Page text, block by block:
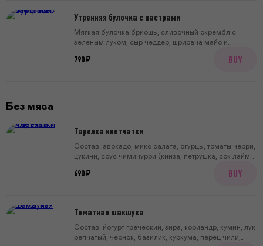
Утренняя булочка с пастрами
Мягкая булочка бриошь, сливочный скрембл с
зеленым луком, сыр чеддер, шрирача майо и
790 ₽ BUY
Без мяса
Тарелка клетчатки
Состав: авокадо, микс салата, огурцы, томаты черри,
цукини, соус чимичурри (кинза, петрушка, сок лайма,
кимчи (семечки тыквенные очищенные, соль, сахар,
690 ₽ BUY
Томатная шакшука
Состав: йогурт греческий, зира, кориандр, кумин, лук
репчатый, чеснок, базилик, куркума, перец чили,